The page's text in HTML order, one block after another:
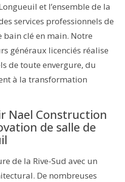
et l’ensemble de la
services professionnels de
bain clé en main. Notre
généraux licenciés réalise
de toute envergure, du
à la transformation
Nael Construction
de salle de
de la Rive-Sud avec un
De nombreuses